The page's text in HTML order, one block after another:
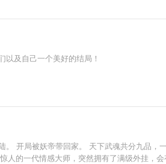
及自己一个美好的结局！
。 开局被妖帝带回家。 天下武魂共分九品
的一代情感大师，突然拥有了满级外挂，